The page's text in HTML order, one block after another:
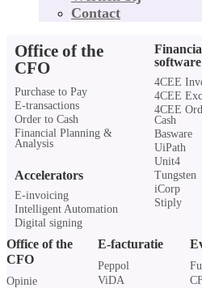
Contact
Office of the
CFO
Purchase to Pay
E-transactions
Order to Cash
Financial Planning &
Analysis
Accelerators
E-invoicing
Intelligent Automation
Digital signing
software
4CEE
4CEE
4CEE
Cash
Basware
UiPath
Unit4
Tungsten
iCorp
Stiply
Office of the
CFO
Opinie
E-facturatie
Peppol
ViDA